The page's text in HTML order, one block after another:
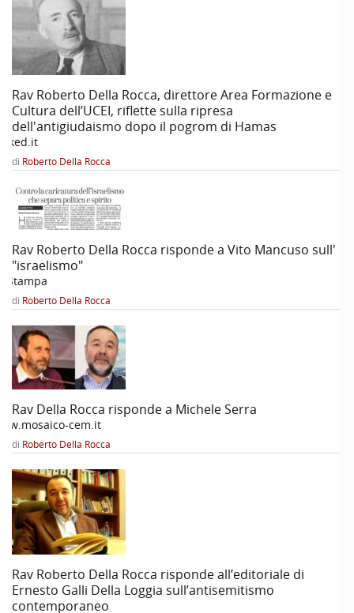
Rav Roberto Della Rocca, direttore Area Formazione e
Cultura dell’UCEI, riflette sulla ripresa
dell'antigiudaismo dopo il pogrom di Hamas
di Roberto Della Rocca
Rav Roberto Della Rocca risponde a Vito Mancuso sull'
"israelismo"
Stampa
di Roberto Della Rocca
Rav Della Rocca risponde a Michele Serra
cem.it
di Roberto Della Rocca
Rav Roberto Della Rocca risponde all’editoriale di
Ernesto Galli Della Loggia sull’antisemitismo
contemporaneo